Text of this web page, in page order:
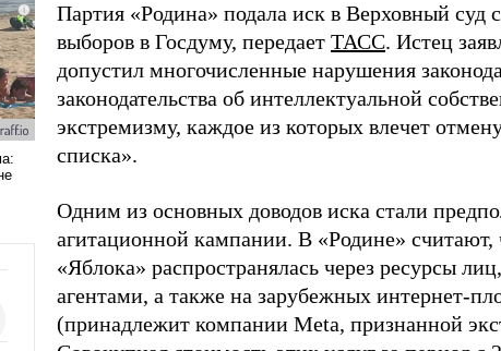
Партия «Родина» подала иск в Верховный суд
выборов в Госдуму, передает ТАСС. Истец
допустил многочисленные нарушения
законодательства об интеллектуальной
экстремизму, каждое из которых влечет
списка».
Одним из основных доводов иска стали
агитационной кампании. В «Родине» считают,
«Яблока» распространялась через ресурсы
агентами, а также на зарубежных интернет-
(принадлежит компании Meta, признанной